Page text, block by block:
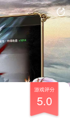
游戏评分
5.0